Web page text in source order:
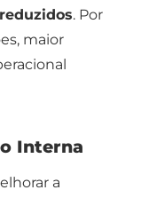
. Por
maior
Interna
a